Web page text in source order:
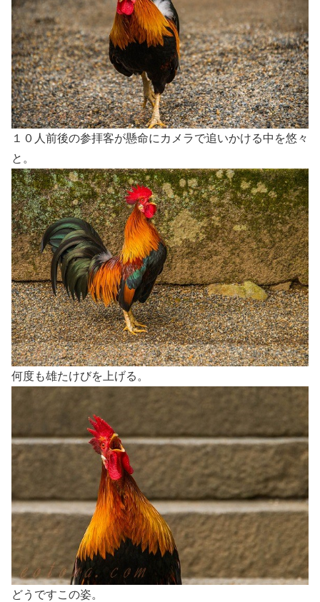
１０人前後の参拝客が懸命にカメラで追いかける中を悠々
と。
何度も雄たけびを上げる。
どうですこの姿。